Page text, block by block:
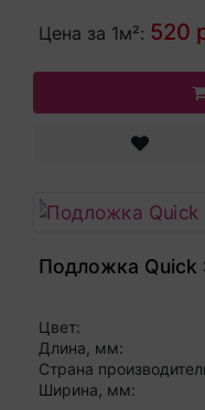
Цена за 1м²: 520
Подложка Quick
Цвет:
Длина, мм:
Страна
Ширина, мм: